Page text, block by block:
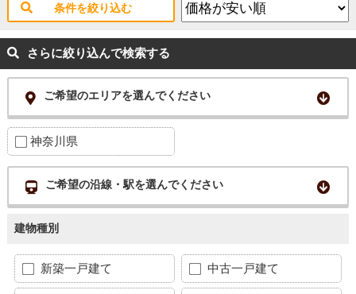
条件を絞り込む
さらに絞り込んで検索する
ご希望のエリアを選んでください
神奈川県
ご希望の沿線・駅を選んでください
建物種別
新築一戸建て 中古一戸建て